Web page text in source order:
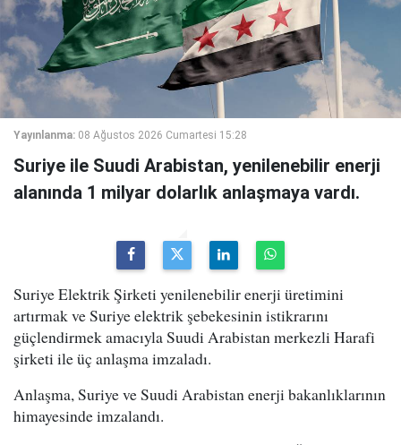
Yayınlanma: 08 Ağustos 2026 Cumartesi 15:28
Suriye ile Suudi Arabistan, yenilenebilir enerji
alanında 1 milyar dolarlık anlaşmaya vardı.
Suriye Elektrik Şirketi yenilenebilir enerji üretimini
artırmak ve Suriye elektrik şebekesinin istikrarını
güçlendirmek amacıyla Suudi Arabistan merkezli Harafi
şirketi ile üç anlaşma imzaladı.
Anlaşma, Suriye ve Suudi Arabistan enerji bakanlıklarının
himayesinde imzalandı.